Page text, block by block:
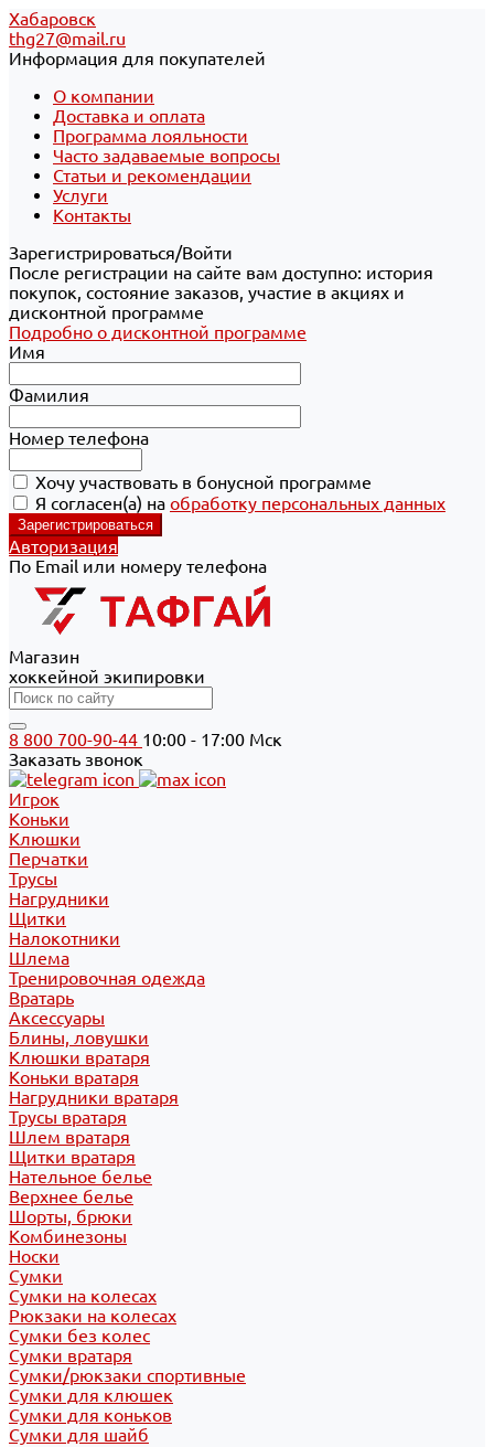
Хабаровск
thg27@mail.ru
Информация для покупателей
О компании
Доставка и оплата
Программа лояльности
Часто задаваемые вопросы
Статьи и рекомендации
Услуги
Контакты
Зарегистрироваться/Войти
После регистрации на сайте вам доступно: история
покупок, состояние заказов, участие в акциях и
дисконтной программе
Подробно о дисконтной программе
Имя
Фамилия
Номер телефона
Хочу участвовать в бонусной программе
Я согласен(а) на обработку персональных данных
Авторизация
По Email или номеру телефона
Магазин
хоккейной экипировки
8 800 700-90-44 10:00 - 17:00 Мск
Заказать звонок
Игрок
Коньки
Клюшки
Перчатки
Трусы
Нагрудники
Щитки
Налокотники
Шлема
Тренировочная одежда
Вратарь
Аксессуары
Блины, ловушки
Клюшки вратаря
Коньки вратаря
Нагрудники вратаря
Трусы вратаря
Шлем вратаря
Щитки вратаря
Нательное белье
Верхнее белье
Шорты, брюки
Комбинезоны
Носки
Сумки
Сумки на колесах
Рюкзаки на колесах
Сумки без колес
Сумки вратаря
Сумки/рюкзаки спортивные
Сумки для клюшек
Сумки для коньков
Сумки для шайб